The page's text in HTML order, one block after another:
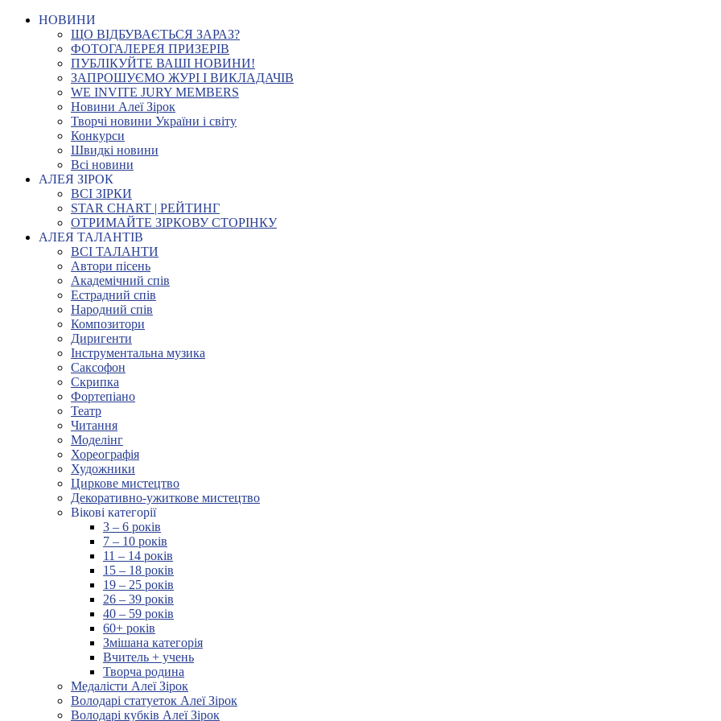
НОВИНИ
ЩО ВІДБУВАЄТЬСЯ ЗАРАЗ?
ФОТОГАЛЕРЕЯ ПРИЗЕРІВ
ПУБЛІКУЙТЕ ВАШІ НОВИНИ!
ЗАПРОШУЄМО ЖУРІ І ВИКЛАДАЧІВ
WE INVITE JURY MEMBERS
Новини Алеї Зірок
Творчі новини України і світу
Конкурси
Швидкі новини
Всі новини
АЛЕЯ ЗІРОК
ВСІ ЗІРКИ
STAR CHART | РЕЙТИНГ
ОТРИМАЙТЕ ЗІРКОВУ СТОРІНКУ
АЛЕЯ ТАЛАНТІВ
ВСІ ТАЛАНТИ
Автори пісень
Академічний спів
Естрадний спів
Народний спів
Композитори
Диригенти
Інструментальна музика
Саксофон
Скрипка
Фортепіано
Театр
Читання
Моделінг
Хореографія
Художники
Циркове мистецтво
Декоративно-ужиткове мистецтво
Вікові категорії
3 – 6 років
7 – 10 років
11 – 14 років
15 – 18 років
19 – 25 років
26 – 39 років
40 – 59 років
60+ років
Змішана категорія
Вчитель + учень
Творча родина
Медалісти Алеї Зірок
Володарі статуеток Алеї Зірок
Володарі кубків Алеї Зірок